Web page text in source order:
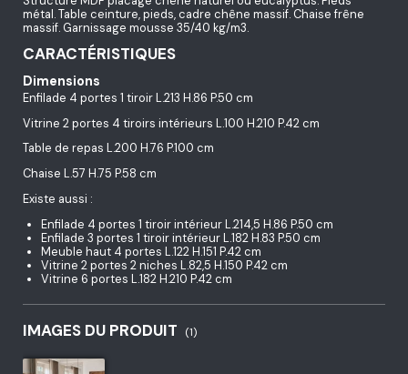
métal. Table ceinture, pieds, cadre chêne massif. Chaise frêne
massif. Garnissage mousse 35/40 kg/m3.
CARACTÉRISTIQUES
Dimensions
Enfilade 4 portes 1 tiroir L.213 H.86 P.50 cm
Vitrine 2 portes 4 tiroirs intérieurs L.100 H.210 P.42 cm
Table de repas L.200 H.76 P.100 cm
Chaise L.57 H.75 P.58 cm
Existe aussi :
Enfilade 4 portes 1 tiroir intérieur L.214,5 H.86 P.50 cm
Enfilade 3 portes 1 tiroir intérieur L.182 H.83 P.50 cm
Meuble haut 4 portes L.122 H.151 P.42 cm
Vitrine 2 portes 2 niches L.82,5 H.150 P.42 cm
Vitrine 6 portes L.182 H.210 P.42 cm
IMAGES DU PRODUIT (1)